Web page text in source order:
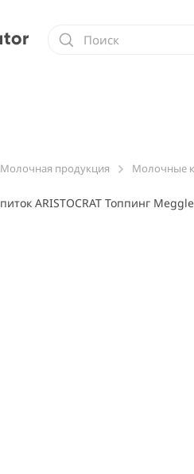
Молочная продукция Молочные